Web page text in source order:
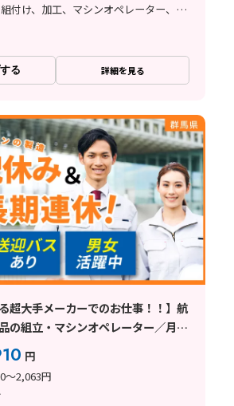
検査、組立・組付け、加工、マシンオペレーター、クリーンルーム、清掃・洗浄、ライン作業、溶接、塗装
る 詳細を見る
超大手メーカーでのお仕事！！】航
の組立・マシンオペレーター／月34
土日祝休み／日払い可
円
～2,063円